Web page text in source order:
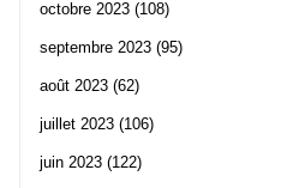
octobre 2023 (108)
septembre 2023 (95)
août 2023 (62)
juillet 2023 (106)
juin 2023 (122)